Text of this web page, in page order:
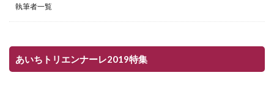
執筆者一覧
あいちトリエンナーレ2019特集